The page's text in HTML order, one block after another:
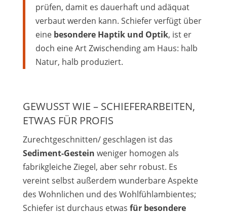
prüfen, damit es dauerhaft und adäquat
verbaut werden kann. Schiefer verfügt über
eine besondere Haptik und Optik, ist er
doch eine Art Zwischending am Haus: halb
Natur, halb produziert.
GEWUSST WIE – SCHIEFERARBEITEN,
ETWAS FÜR PROFIS
Zurechtgeschnitten/ geschlagen ist das
Sediment-Gestein weniger homogen als
fabrikgleiche Ziegel, aber sehr robust. Es
vereint selbst außerdem wunderbare Aspekte
des Wohnlichen und des Wohlfühlambientes;
Schiefer ist durchaus etwas für besondere